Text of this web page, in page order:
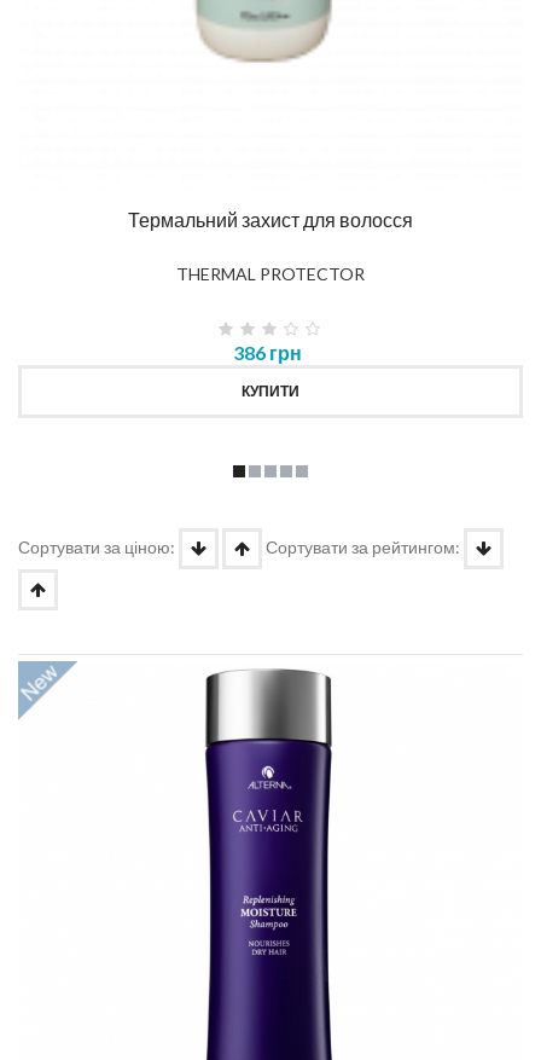
Термальний захист для волосся
THERMAL PROTECTOR
386 грн
КУПИТИ
Сортувати за ціною: Сортувати за рейтингом: